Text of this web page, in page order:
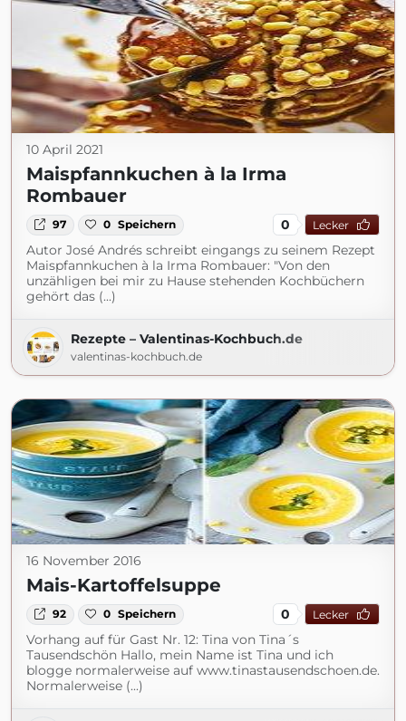
10 April 2021
Maispfannkuchen à la Irma
Rombauer
97 0 Speichern 0 Lecker
Autor José Andrés schreibt eingangs zu seinem Rezept
Maispfannkuchen à la Irma Rombauer: "Von den
unzähligen bei mir zu Hause stehenden Kochbüchern
gehört das (...)
Rezepte – Valentinas-Kochbuch.de
valentinas-kochbuch.de
16 November 2016
Mais-Kartoffelsuppe
92 0 Speichern 0 Lecker
Vorhang auf für Gast Nr. 12: Tina von Tina´s
Tausendschön Hallo, mein Name ist Tina und ich
blogge normalerweise auf www.tinastausendschoen.de.
Normalerweise (...)